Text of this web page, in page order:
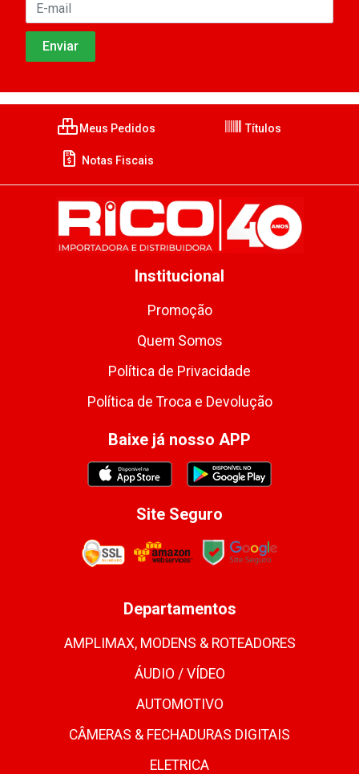
Meus Pedidos Títulos
Notas Fiscais
Institucional
Promoção
Quem Somos
Política de Privacidade
Política de Troca e Devolução
Baixe já nosso APP
Site Seguro
Departamentos
AMPLIMAX, MODENS & ROTEADORES
ÁUDIO / VÍDEO
AUTOMOTIVO
CÂMERAS & FECHADURAS DIGITAIS
ELETRICA